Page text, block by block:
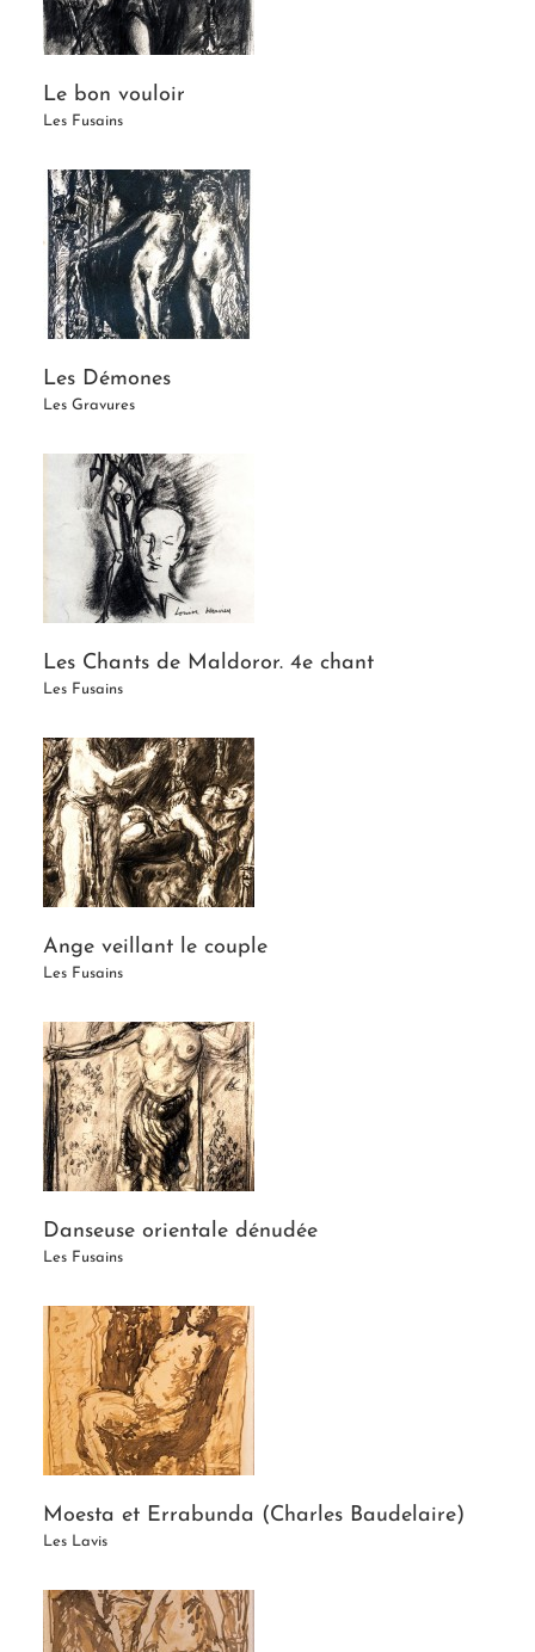
Le bon vouloir
Les Fusains
Les Démones
Les Gravures
Les Chants de Maldoror. 4e chant
Les Fusains
Ange veillant le couple
Les Fusains
Danseuse orientale dénudée
Les Fusains
Moesta et Errabunda (Charles Baudelaire)
Les Lavis